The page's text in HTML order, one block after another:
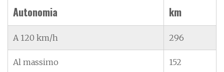
Autonomia km
A 120 km/h 296
Al massimo 152